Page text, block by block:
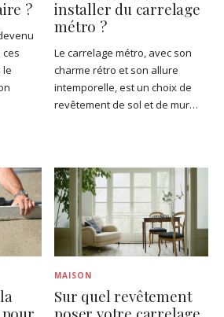
?
le
installer du carrelage
métro ?
Le carrelage métro, avec son
charme rétro et son allure
intemporelle, est un choix de
revêtement de sol et de mur…
MAISON
Sur quel revêtement